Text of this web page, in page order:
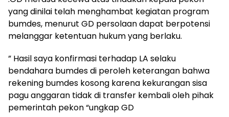
yang dinilai telah menghambat kegiatan program
bumdes, menurut GD persolaan dapat berpotensi
melanggar ketentuan hukum yang berlaku.
” Hasil saya konfirmasi terhadap LA selaku
bendahara bumdes di peroleh keterangan bahwa
rekening bumdes kosong karena kekurangan sisa
pagu anggaran tidak di transfer kembali oleh pihak
pemerintah pekon “ungkap GD